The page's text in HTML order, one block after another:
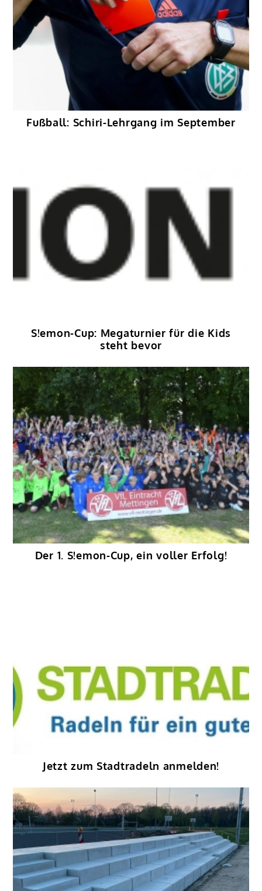
Fußball: Schiri-Lehrgang im September
S!emon-Cup: Megaturnier für die Kids
steht bevor
Der 1. S!emon-Cup, ein voller Erfolg!
Jetzt zum Stadtradeln anmelden!